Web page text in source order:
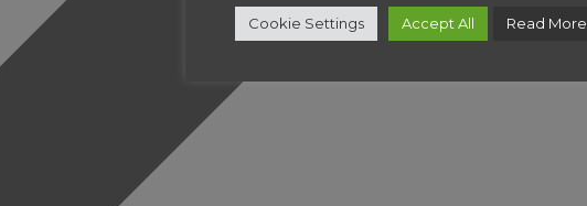
Cookie Settings Accept All Read More